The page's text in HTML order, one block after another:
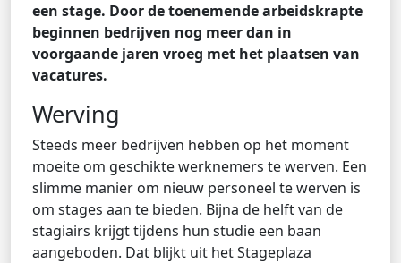
een stage. Door de toenemende arbeidskrapte
beginnen bedrijven nog meer dan in
voorgaande jaren vroeg met het plaatsen van
vacatures.
Werving
Steeds meer bedrijven hebben op het moment
moeite om geschikte werknemers te werven. Een
slimme manier om nieuw personeel te werven is
om stages aan te bieden. Bijna de helft van de
stagiairs krijgt tijdens hun studie een baan
aangeboden. Dat blijkt uit het Stageplaza